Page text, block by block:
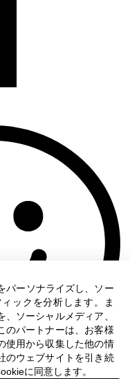
パーソナライズし、ソー
ックを分析します。ま
ソーシャルメディア、
のパートナーは、お客様
使用から収集した他の情
のウェブサイトを引き続
に同意します。